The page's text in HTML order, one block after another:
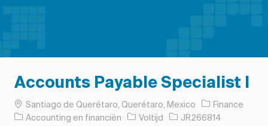
Accounts Payable Specialist I
PlaatsSantiago de Querétaro, Querétaro, Mexico
Finance
Categorie
Accounting en financiën Soort baan
Voltijd Taak-ID
JR266814